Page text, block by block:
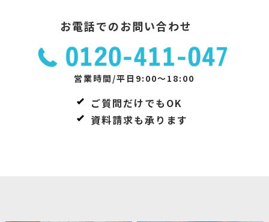
お電話でのお問い合わせ
営業時間/平日9:00～18:00
ご質問だけでもOK
資料請求も承ります